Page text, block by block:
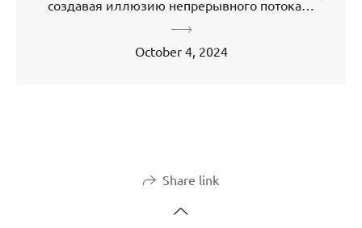
создавая иллюзию непрерывного потока…
October 4, 2024
Share link